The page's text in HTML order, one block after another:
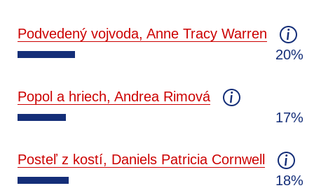
Podvedený vojvoda, Anne Tracy Warren
20%
Popol a hriech, Andrea Rimová
17%
Posteľ z kostí, Daniels Patricia Cornwell
18%